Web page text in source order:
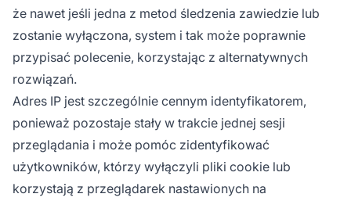
że nawet jeśli jedna z metod śledzenia zawiedzie lub
zostanie wyłączona, system i tak może poprawnie
przypisać polecenie, korzystając z alternatywnych
rozwiązań.
Adres IP jest szczególnie cennym identyfikatorem,
ponieważ pozostaje stały w trakcie jednej sesji
przeglądania i może pomóc zidentyfikować
użytkowników, którzy wyłączyli pliki cookie lub
korzystają z przeglądarek nastawionych na